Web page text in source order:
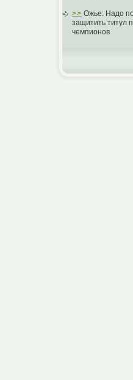
>> Ожье: Надо
защитить титул
чемпионов